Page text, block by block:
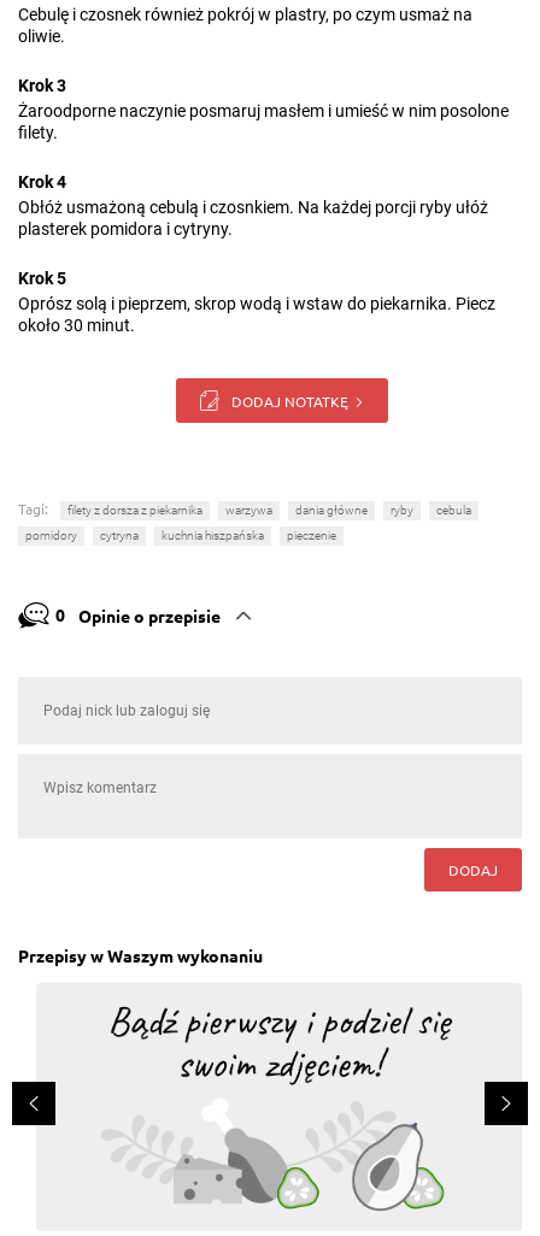
Cebulę i czosnek również pokrój w plastry, po czym usmaż na
oliwie.
Krok 3
Żaroodporne naczynie posmaruj masłem i umieść w nim posolone
filety.
Krok 4
Obłóż usmażoną cebulą i czosnkiem. Na każdej porcji ryby ułóż
plasterek pomidora i cytryny.
Krok 5
Oprósz solą i pieprzem, skrop wodą i wstaw do piekarnika. Piecz
około 30 minut.
DODAJ NOTATKĘ
Tagi: filety z dorsza z piekarnika warzywa dania główne ryby
cebula
pomidory
cytryna kuchnia hiszpańska pieczenie
0 Opinie o przepisie
DODAJ
Przepisy w Waszym wykonaniu